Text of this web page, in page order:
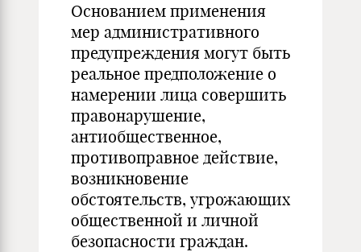
Основанием применения
мер административного
предупреж­дения могут быть
реальное предположение о
намерении лица совершить
правонарушение,
антиобщественное,
противоправное действие,
возникновение
обстоятельств, угрожающих
обществен­ной и личной
безопасности граждан.